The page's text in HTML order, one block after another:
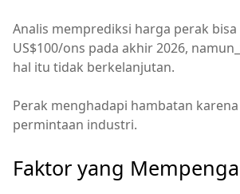
Analis memprediksi harga perak bisa
US$100/ons pada akhir 2026,
hal itu tidak berkelanjutan.
Perak menghadapi hambatan
permintaan industri.
Faktor yang